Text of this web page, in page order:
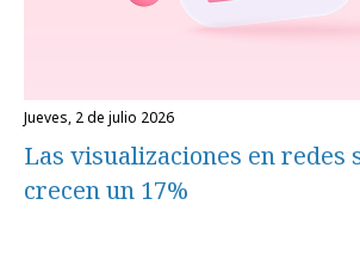
jueves, 2 de julio 2026
Las visualizaciones en redes
crecen un 17%